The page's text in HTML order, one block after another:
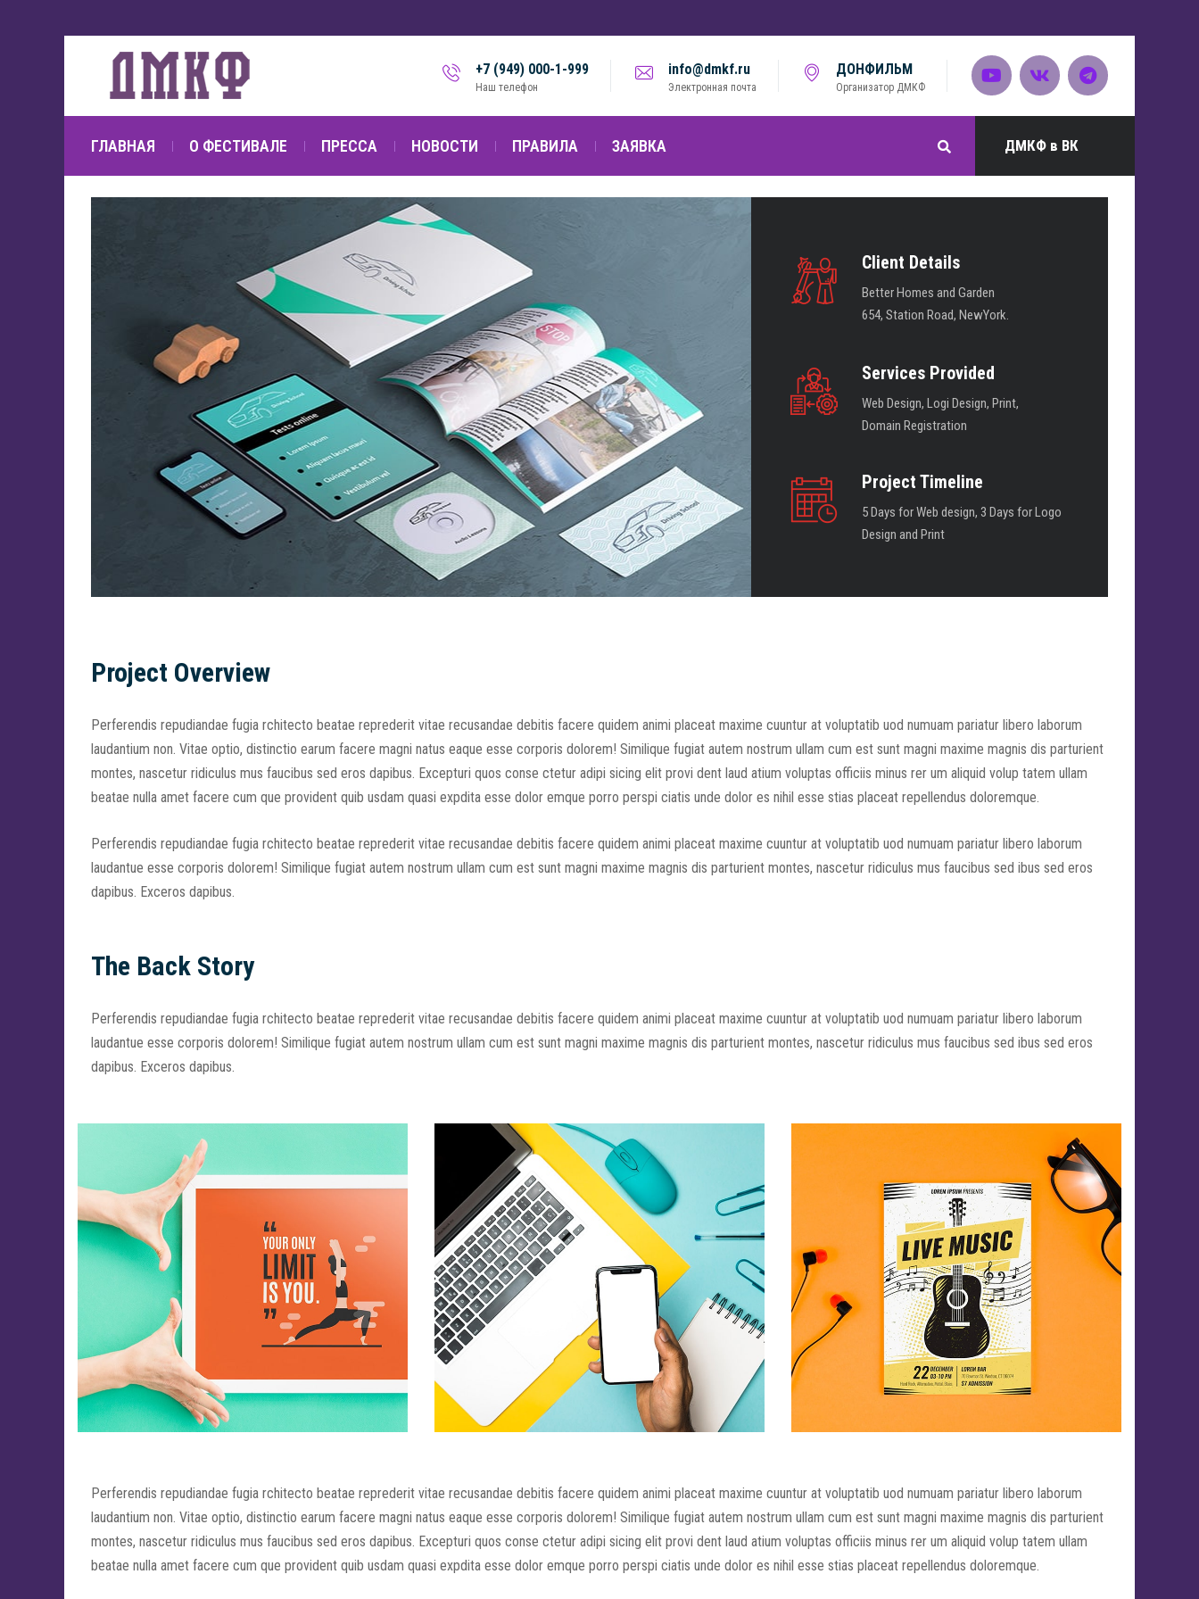
+7 (949) 000-1-999
Наш телефон
info@dmkf.ru
Электронная почта
ДОНФИЛЬМ
Организатор ДМКФ
ДМКФ в ВК
ГЛАВНАЯ О ФЕСТИВАЛЕ ПРЕССА НОВОСТИ ПРАВИЛА ЗАЯВКА
Client Details
Better Homes and Garden
654, Station Road, NewYork.
Services Provided
Web Design, Logi Design, Print,
Domain Registration
Project Timeline
5 Days for Web design, 3 Days for Logo
Design and Print
Project Overview
Perferendis repudiandae fugia rchitecto beatae reprederit vitae recusandae debitis facere quidem animi placeat maxime cuuntur at voluptatib uod numuam pariatur libero laborum
laudantium non. Vitae optio, distinctio earum facere magni natus eaque esse corporis dolorem! Similique fugiat autem nostrum ullam cum est sunt magni maxime magnis dis parturient
montes, nascetur ridiculus mus faucibus sed eros dapibus. Excepturi quos conse ctetur adipi sicing elit provi dent laud atium voluptas officiis minus rer um aliquid volup tatem ullam
beatae nulla amet facere cum que provident quib usdam quasi expdita esse dolor emque porro perspi ciatis unde dolor es nihil esse stias placeat repellendus doloremque.
Perferendis repudiandae fugia rchitecto beatae reprederit vitae recusandae debitis facere quidem animi placeat maxime cuuntur at voluptatib uod numuam pariatur libero laborum
laudantue esse corporis dolorem! Similique fugiat autem nostrum ullam cum est sunt magni maxime magnis dis parturient montes, nascetur ridiculus mus faucibus sed ibus sed eros
dapibus. Exceros dapibus.
The Back Story
Perferendis repudiandae fugia rchitecto beatae reprederit vitae recusandae debitis facere quidem animi placeat maxime cuuntur at voluptatib uod numuam pariatur libero laborum
laudantue esse corporis dolorem! Similique fugiat autem nostrum ullam cum est sunt magni maxime magnis dis parturient montes, nascetur ridiculus mus faucibus sed ibus sed eros
dapibus. Exceros dapibus.
Perferendis repudiandae fugia rchitecto beatae reprederit vitae recusandae debitis facere quidem animi placeat maxime cuuntur at voluptatib uod numuam pariatur libero laborum
laudantium non. Vitae optio, distinctio earum facere magni natus eaque esse corporis dolorem! Similique fugiat autem nostrum ullam cum est sunt magni maxime magnis dis parturient
montes, nascetur ridiculus mus faucibus sed eros dapibus. Excepturi quos conse ctetur adipi sicing elit provi dent laud atium voluptas officiis minus rer um aliquid volup tatem ullam
beatae nulla amet facere cum que provident quib usdam quasi expdita esse dolor emque porro perspi ciatis unde dolor es nihil esse stias placeat repellendus doloremque.